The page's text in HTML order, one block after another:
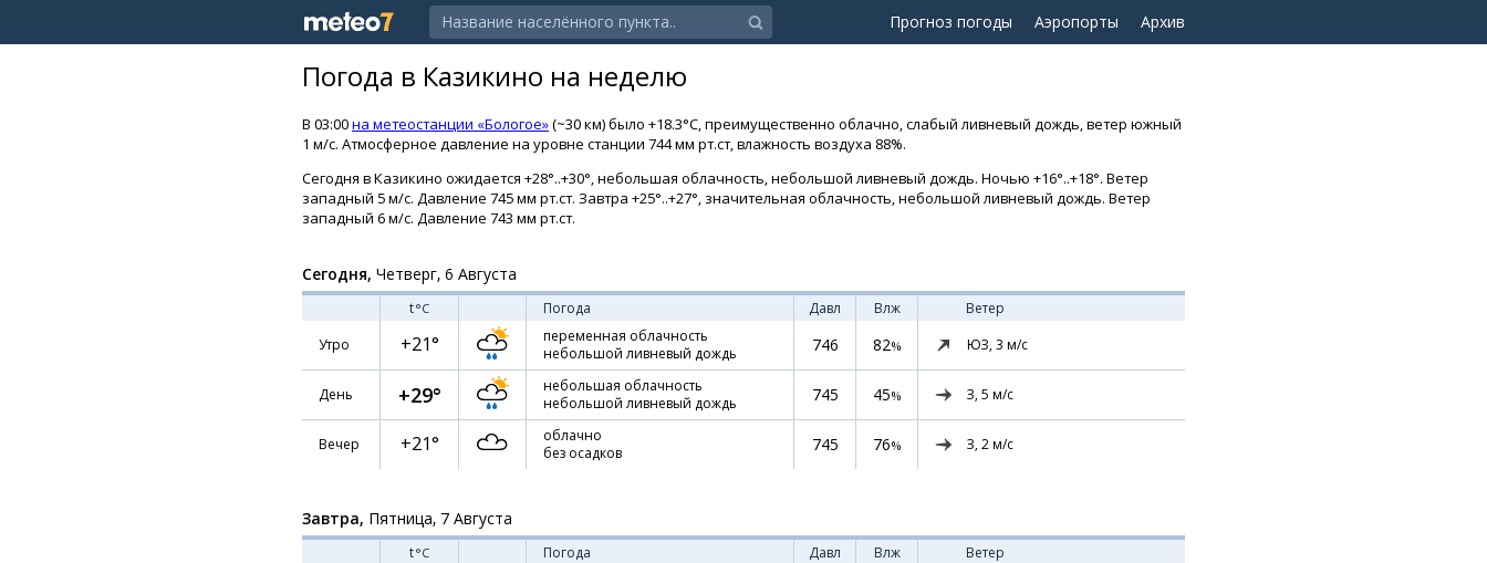
Прогноз погоды Аэропорты Архив
Погода в Казикино на неделю
В 03:00на метеостанции «Бологое»(~30 км) было +18.3°C, преимущественно облачно, слабый ливневый дождь, ветер южный
1 м/с. Атмосферное давление на уровне станции 744 мм рт.ст, влажность воздуха 88%.
Сегодня в Казикино ожидается +28°..+30°, небольшая облачность, небольшой ливневый дождь. Ночью +16°..+18°. Ветер
западный 5 м/с. Давление 745 мм рт.ст. Завтра +25°..+27°, значительная облачность, небольшой ливневый дождь. Ветер
западный 6 м/с. Давление 743 мм рт.ст.
Сегодня, Четверг, 6 Августа
t°C Погода Давл Влж
Ветер
Утро
+21°
переменная облачность
небольшой ливневый дождь
746 82% ЮЗ, 3 м/с
День +29°
небольшая облачность
небольшой ливневый дождь
745 45% З, 5 м/с
Вечер +21°
облачно
без осадков
745 76% З, 2м/с
Завтра, Пятница, 7 Августа
t°C Погода Давл Влж
Ветер